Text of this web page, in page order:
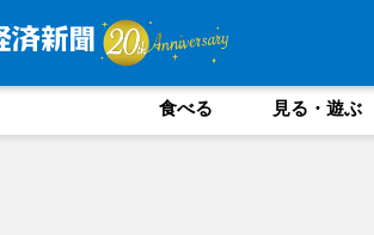
食べる 見る・遊ぶ